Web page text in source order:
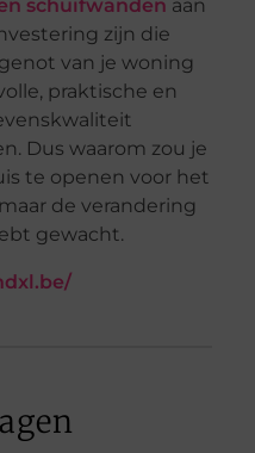
schuifwanden aan
zijn die
van je woning
praktische en
Dus waarom zou je
te openen voor het
de verandering
gewacht.